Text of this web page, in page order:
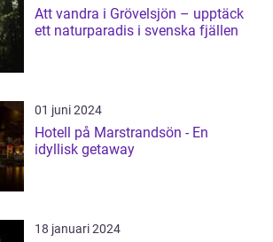
Att vandra i Grövelsjön – upptäck
ett naturparadis i svenska fjällen
01 juni 2024
Hotell på Marstrandsön - En
idyllisk getaway
18 januari 2024